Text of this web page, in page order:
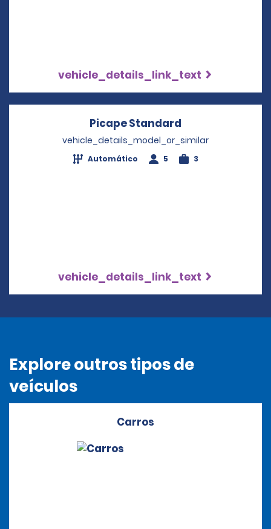
vehicle_details_link_text
Picape Standard
vehicle_details_model_or_similar
Automático 5 3
vehicle_details_link_text
Explore outros tipos de
veículos
Carros